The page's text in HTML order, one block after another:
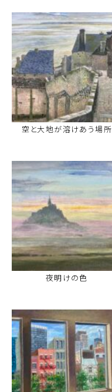
空と大地が溶けあう場所
夜明けの色